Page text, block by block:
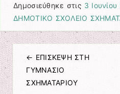
Δημοσιεύθηκε στις 3
ΔΗΜΟΤΙΚΟ ΣΧΟΛΕΙΟ
Πλοήγηση
← ΕΠΙΣΚΕΨΗ ΣΤΗ
ΓΥΜΝΑΣΙΟ
ΣΧΗΜΑΤΑΡΙΟΥ